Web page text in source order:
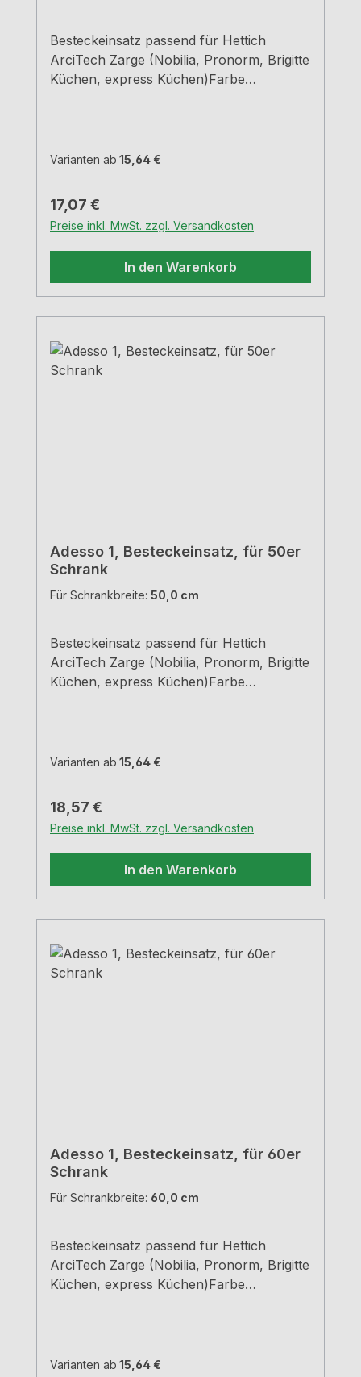
Besteckeinsatz passend für Hettich
ArciTech Zarge (Nobilia, Pronorm, Brigitte
Küchen, express Küchen)Farbe
Varianten ab 15,64 €
Regulärer Preis:
17,07 €
Preise inkl. MwSt. zzgl. Versandkosten
In den Warenkorb
Adesso 1, Besteckeinsatz, für 50er
Schrank
Für Schrankbreite: 50,0 cm
Besteckeinsatz passend für Hettich
ArciTech Zarge (Nobilia, Pronorm, Brigitte
Küchen, express Küchen)Farbe
Varianten ab 15,64 €
Regulärer Preis:
18,57 €
Preise inkl. MwSt. zzgl. Versandkosten
In den Warenkorb
Adesso 1, Besteckeinsatz, für 60er
Schrank
Für Schrankbreite: 60,0 cm
Besteckeinsatz passend für Hettich
ArciTech Zarge (Nobilia, Pronorm, Brigitte
Küchen, express Küchen)Farbe
Varianten ab 15,64 €